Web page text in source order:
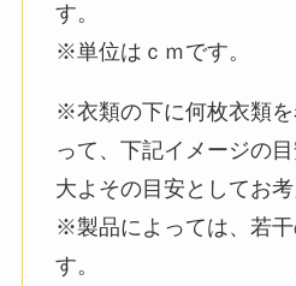
す。
※単位はｃｍです。
※衣類の下に何枚衣類を
って、下記イメージの目
大よその目安としてお考
※製品によっては、若干
す。